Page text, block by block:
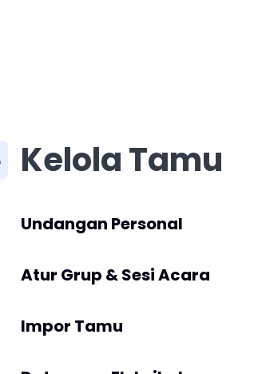
Kelola Tamu
Undangan Personal
Atur Grup & Sesi Acara
Impor Tamu